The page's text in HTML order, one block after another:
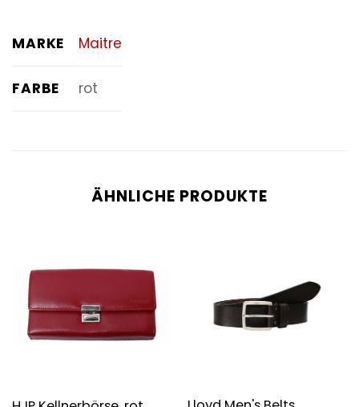
MARKE Maitre
FARBE rot
ÄHNLICHE PRODUKTE